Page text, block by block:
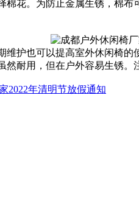
。为防止金属生锈，棉布
也可以提高室外休闲椅的
耐用，但在户外容易生锈。
2022年清明节放假通知